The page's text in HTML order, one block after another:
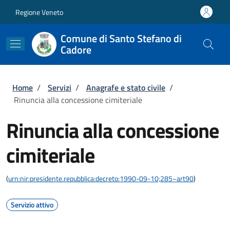
Regione Veneto
Comune di Santo Stefano di
Cadore
Briciole di pane
Home / Servizi / Anagrafe e stato civile /
Rinuncia alla concessione cimiteriale
Rinuncia alla concessione
cimiteriale
(urn:nir:presidente.repubblica:decreto:1990-09-10;285~art90)
Servizio attivo